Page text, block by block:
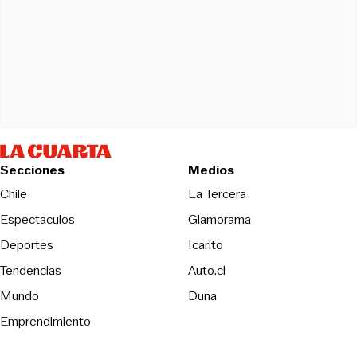
Secciones
Chile
Espectaculos
Deportes
Tendencias
Mundo
Emprendimiento
Medios
La TerceraOpens in new
Glamorama
Icarito
Auto.cl
DunaOpens in new window